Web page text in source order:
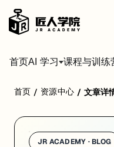
首页AI 学习 课程与训练
1. xAI 完成 Grok V9
首页 / 资源中心 / 文章详
JR ACADEMY · BLOG